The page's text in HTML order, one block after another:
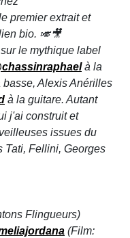
premier extrait et
bio. 🎺🎥
le mythique label
à la
Alexis Anérilles
à la guitare. Autant
j'ai construit et
issues du
Tati, Fellini, Georges
Flingueurs)
(Film: